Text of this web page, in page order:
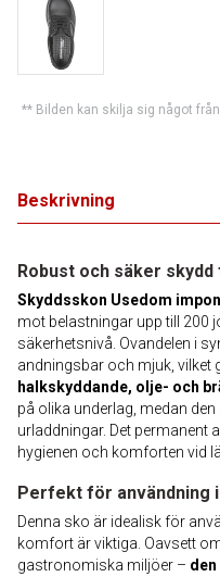
** Bilden kan skilja sig något
Beskrivning
Robust och säker
Skyddsskon Usedom
mot belastningar upp till 200
säkerhetsnivå. Ovandelen i
andningsbar och mjuk, vilket
halkskyddande, olje- och
på olika underlag, medan
urladdningar. Det permanent
hygienen och komforten vid
Perfekt för användning
Denna sko är idealisk för
komfort är viktiga. Oavsett
gastronomiska miljöer –